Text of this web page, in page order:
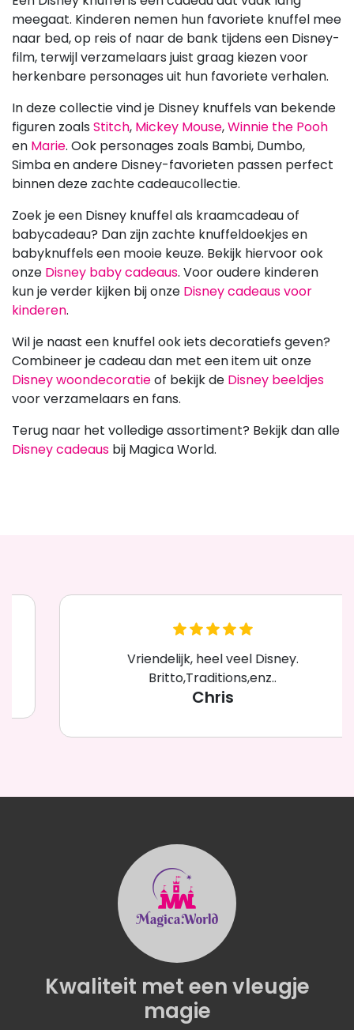
meegaat. Kinderen nemen hun favoriete knuffel mee
naar bed, op reis of naar de bank tijdens een Disney-
film, terwijl verzamelaars juist graag kiezen voor
herkenbare personages uit hun favoriete verhalen.
In deze collectie vind je Disney knuffels van bekende
figuren zoals Stitch, Mickey Mouse,Winnie the Pooh
en Marie. Ook personages zoals Bambi, Dumbo,
Simba en andere Disney-favorieten passen perfect
binnen deze zachte cadeaucollectie.
Zoek je een Disney knuffel als kraamcadeau of
babycadeau? Dan zijn zachte knuffeldoekjes en
babyknuffels een mooie keuze. Bekijk hiervoor ook
onze Disney baby cadeaus. Voor oudere kinderen
kun je verder kijken bij onze Disney cadeaus voor
kinderen.
Wil je naast een knuffel ook iets decoratiefs geven?
Combineer je cadeau dan met een item uit onze
Disney woondecoratieof bekijk de Disney beeldjes
voor verzamelaars en fans.
Terug naar het volledige assortiment? Bekijk dan alle
Disney cadeaus bij Magica World.
Vriendelijk, heel veel Disney.
Britto,Traditions,enz..
Chris
Kwaliteit met eenvleugje
magie